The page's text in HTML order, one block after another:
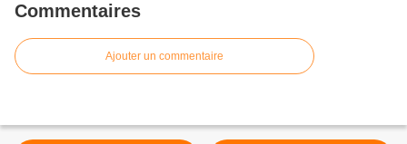
Commentaires
Ajouter un commentaire